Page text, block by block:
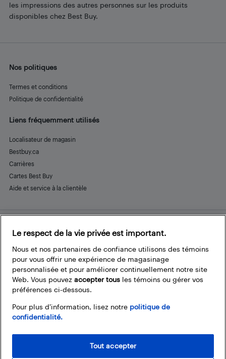
les impressions des autres personnes sur les produits
disponibles chez Best Buy.
Nos politiques
Termes et conditions
Politique de confidentialité
Liens fréquemment utilisés
Localisateur de magasin
Bestbuy.ca
Carrières
Cartes Best Buy
Aide et service à la clientèle
Restez connecté
FacebookInstagram
PinterestLinkedInYouTube
Le respect de la vie privée est important.
Nous et nos partenaires de confiance utilisons des témoins
pour vous offrir une expérience de magasinage
personnalisée et pour améliorer continuellement notre site
Web. Vous pouvez accepter tous les témoins ou gérer vos
préférences ci-dessous.
Pour plus d’information, lisez notre politique de
confidentialité.
Tout accepter